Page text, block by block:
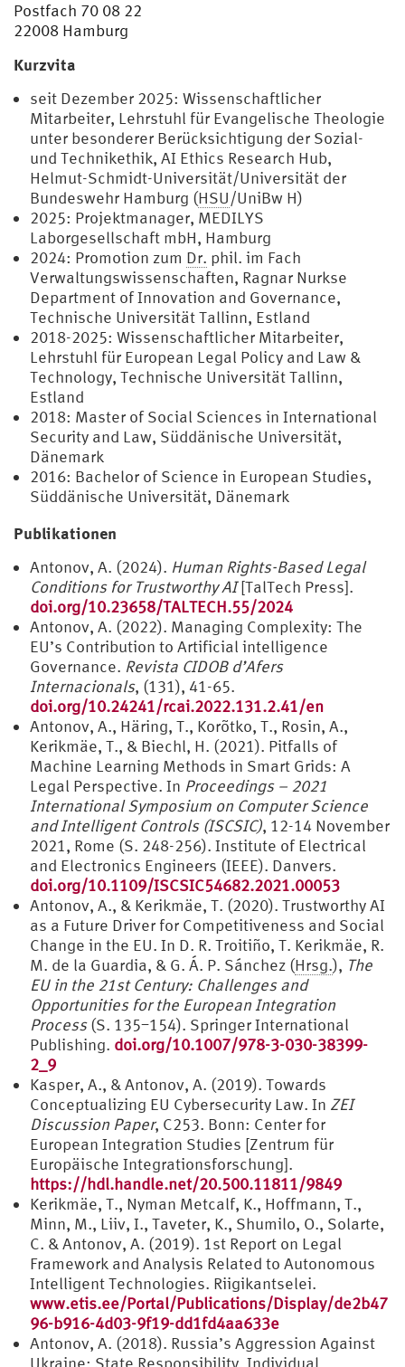
Postfach 70 08 22
22008 Hamburg
Kurzvita
seit Dezember 2025: Wissenschaftlicher
Mitarbeiter, Lehrstuhl für Evangelische Theologie
unter besonderer Berücksichtigung der Sozial-
und Technikethik, AI Ethics Research Hub,
Helmut-Schmidt-Universität/Universität der
Bundeswehr Hamburg (HSU/UniBw H)
2025: Projektmanager, MEDILYS
Laborgesellschaft mbH, Hamburg
2024: Promotion zum Dr. phil. im Fach
Verwaltungswissenschaften, Ragnar Nurkse
Department of Innovation and Governance,
Technische Universität Tallinn, Estland
2018-2025: Wissenschaftlicher Mitarbeiter,
Lehrstuhl für European Legal Policy and Law &
Technology, Technische Universität Tallinn,
Estland
2018: Master of Social Sciences in International
Security and Law, Süddänische Universität,
Dänemark
2016: Bachelor of Science in European Studies,
Süddänische Universität, Dänemark
Publikationen
Antonov, A. (2024). Human Rights-Based Legal
Conditions for Trustworthy AI[TalTech Press].
doi.org/10.23658/TALTECH.55/2024
Antonov, A. (2022). Managing Complexity: The
EU’s Contribution to Artificial intelligence
Governance. Revista CIDOB d’Afers
Internacionals, (131), 41-65.
doi.org/10.24241/rcai.2022.131.2.41/en
Antonov, A., Häring, T., Korõtko, T., Rosin, A.,
Kerikmäe, T., & Biechl, H. (2021). Pitfalls of
Machine Learning Methods in Smart Grids: A
Legal Perspective. In Proceedings – 2021
International Symposium on Computer Science
and Intelligent Controls (ISCSIC), 12-14 November
2021, Rome (S. 248-256). Institute of Electrical
and Electronics Engineers (IEEE). Danvers.
doi.org/10.1109/ISCSIC54682.2021.00053
Antonov, A., & Kerikmäe, T. (2020). Trustworthy AI
as a Future Driver for Competitiveness and Social
Change in the EU. In D. R. Troitiño, T. Kerikmäe, R.
M. de la Guardia, & G. Á. P. Sánchez (Hrsg.), The
EU in the 21st Century: Challenges and
Opportunities for the European Integration
Process(S. 135−154). Springer International
Publishing. doi.org/10.1007/978-3-030-38399-
2_9
Kasper, A., & Antonov, A. (2019). Towards
Conceptualizing EU Cybersecurity Law. In ZEI
Discussion Paper, C253. Bonn: Center for
European Integration Studies [Zentrum für
Europäische Integrationsforschung].
https://hdl.handle.net/20.500.11811/9849
Kerikmäe, T., Nyman Metcalf, K., Hoffmann, T.,
Minn, M., Liiv, I., Taveter, K., Shumilo, O., Solarte,
C. & Antonov, A. (2019). 1st Report on Legal
Framework and Analysis Related to Autonomous
Intelligent Technologies. Riigikantselei.
www.etis.ee/Portal/Publications/Display/de2b47
96-b916-4d03-9f19-dd1fd4aa633e
Antonov, A. (2018). Russia’s Aggression Against
Ukraine: State Responsibility, Individual